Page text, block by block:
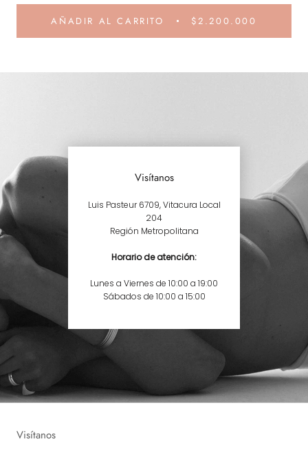
AÑADIR AL CARRITO $2.200.000
Visítanos
Luis Pasteur 6709, Vitacura Local
204
Región Metropolitana
Horario de atención:
Lunes a Viernes de 10:00 a 19:00
Sábados de 10:00 a 15:00
Visítanos